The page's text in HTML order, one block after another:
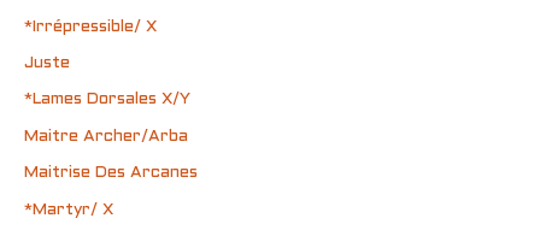
*Irrépressible/ X
Juste
*Lames Dorsales X/Y
Maitre Archer/Arba
Maitrise Des Arcanes
*Martyr/ X